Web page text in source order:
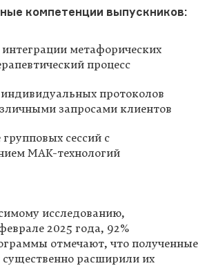
компетенции выпускников:
метафорических
процесс
протоколов
запросами клиентов
сессий с
МАК-технологий
исследованию,
2025 года, 92%
отмечают, что полученные
расширили их